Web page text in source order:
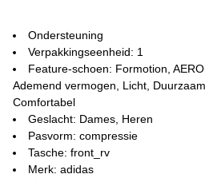
Ondersteuning
Verpakkingseenheid: 1
Feature-schoen: Formotion,
Ademend vermogen, Licht,
Comfortabel
Geslacht: Dames, Heren
Pasvorm: compressie
Tasche: front_rv
Merk: adidas